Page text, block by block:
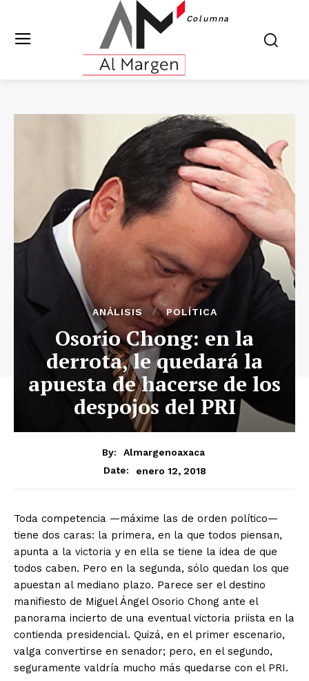
Columna
ANÁLISIS POLÍTICA
Osorio Chong: en la
derrota, le quedará la
apuesta de hacerse de los
despojos del PRI
By:
Almargenoaxaca
Date:
enero 12, 2018
Toda competencia —máxime las de orden político—
tiene dos caras: la primera, en la que todos piensan,
apunta a la victoria y en ella se tiene la idea de que
todos caben. Pero en la segunda, sólo quedan los que
apuestan al mediano plazo. Parece ser el destino
manifiesto de Miguel Ángel Osorio Chong ante el
panorama incierto de una eventual victoria priista en la
contienda presidencial. Quizá, en el primer escenario,
valga convertirse en senador; pero, en el segundo,
seguramente valdría mucho más quedarse con el PRI.